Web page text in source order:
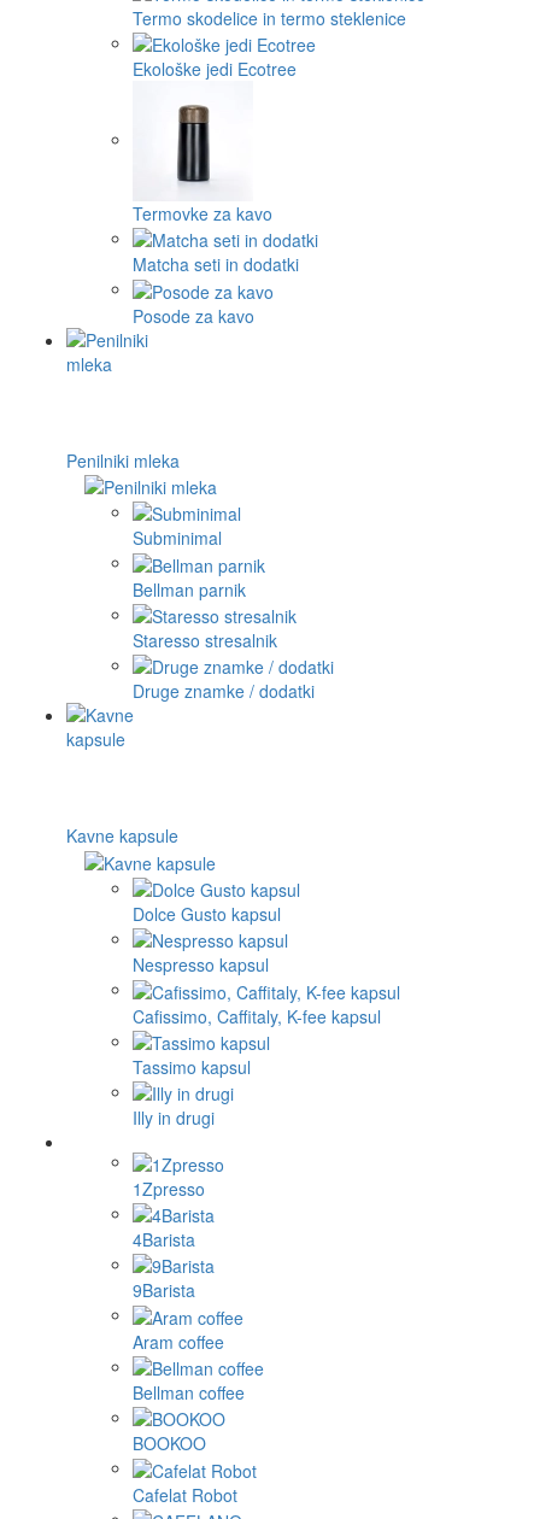
Termo skodelice in termo steklenice
Ekološke jedi Ecotree
Termovke za kavo
Matcha seti in dodatki
Posode za kavo
Penilniki mleka
Subminimal
Bellman parnik
Staresso stresalnik
Druge znamke / dodatki
Kavne kapsule
Dolce Gusto kapsul
Nespresso kapsul
Cafissimo, Caffitaly, K-fee kapsul
Tassimo kapsul
Illy in drugi
1Zpresso
4Barista
9Barista
Aram coffee
Bellman coffee
BOOKOO
Cafelat Robot